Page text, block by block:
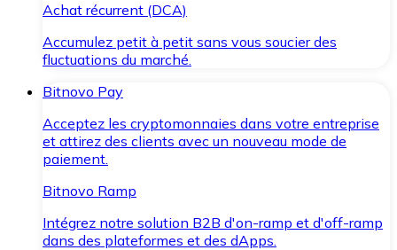
Achat récurrent (DCA)
Accumulez petit à petit sans vous soucier des
fluctuations du marché.
Bitnovo Pay
Acceptez les cryptomonnaies dans votre entreprise
et attirez des clients avec un nouveau mode de
paiement.
Bitnovo Ramp
Intégrez notre solution B2B d'on-ramp et d'off-ramp
dans des plateformes et des dApps.